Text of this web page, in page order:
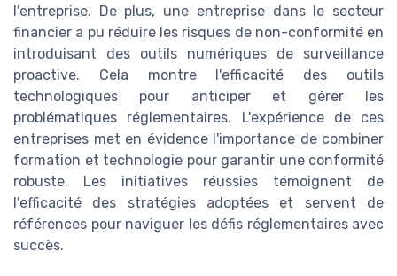
l'entreprise. De plus, une entreprise dans le secteur
financier a pu réduire les risques de non-conformité en
introduisant des outils numériques de surveillance
proactive. Cela montre l'efficacité des outils
technologiques pour anticiper et gérer les
problématiques réglementaires. L'expérience de ces
entreprises met en évidence l'importance de combiner
formation et technologie pour garantir une conformité
robuste. Les initiatives réussies témoignent de
l'efficacité des stratégies adoptées et servent de
références pour naviguer les défis réglementaires avec
succès.